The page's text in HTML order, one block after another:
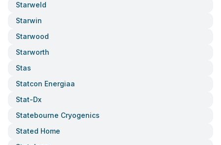
Starweld
Starwin
Starwood
Starworth
Stas
Statcon Energiaa
Stat-Dx
Statebourne Cryogenics
Stated Home